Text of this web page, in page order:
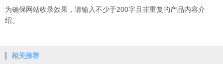
为确保网站收录效果，请输入不少于200字且非重复的产品内容介
绍。
相关推荐